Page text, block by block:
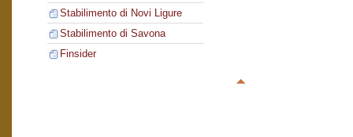
Stabilimento di Novi Ligure
Stabilimento di Savona
Finsider